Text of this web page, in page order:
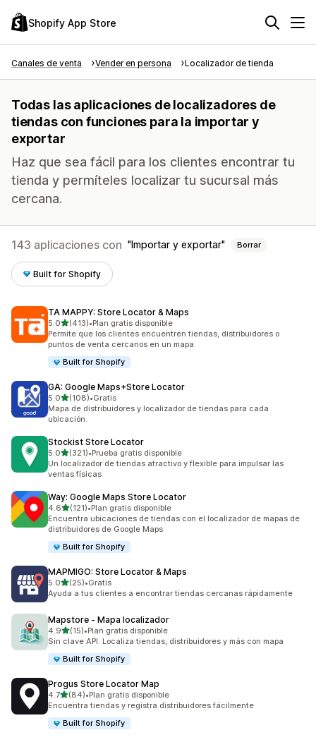
Shopify App Store
Canales de venta Vender en persona Localizador de tienda
Todas las aplicaciones de localizadores de
tiendas con funciones para la importar y
exportar
Haz que sea fácil para los clientes encontrar tu
tienda y permíteles localizar tu sucursal más
cercana.
143 aplicaciones con Importar y exportar Borrar
Built for Shopify
TA MAPPY: Store Locator & Maps
5.0de 5 estrellas
(413)
413 reseñas en total
•Plan gratis disponible
Permite que los clientes encuentren tiendas, distribuidores o
puntos de venta cercanos en un mapa
Built for Shopify
GA: Google Maps+Store Locator
5.0de 5 estrellas
(108)
108 reseñas en total
•Gratis
Mapa de distribuidores y localizador de tiendas para cada
ubicación.
Stockist Store Locator
5.0de 5 estrellas
(321)
321 reseñas en total
•Prueba gratis disponible
Un localizador de tiendas atractivo y flexible para impulsar las
ventas físicas
Way: Google Maps Store Locator
4.6de 5 estrellas
(121)
121 reseñas en total
•Plan gratis disponible
Encuentra ubicaciones de tiendas con el localizador de mapas de
distribuidores de Google Maps
Built for Shopify
MAPMIGO: Store Locator & Maps
5.0de 5 estrellas
(25)
25 reseñas en total
•Gratis
Ayuda a tus clientes a encontrar tiendas cercanas rápidamente
Mapstore ‑ Mapa localizador
4.9de 5 estrellas
(15)
15 reseñas en total
•Plan gratis disponible
Sin clave API. Localiza tiendas, distribuidores y más con mapa
Built for Shopify
Progus Store Locator Map
4.7de 5 estrellas
(84)
84 reseñas en total
•Plan gratis disponible
Encuentra tiendas y registra distribuidores fácilmente
Built for Shopify